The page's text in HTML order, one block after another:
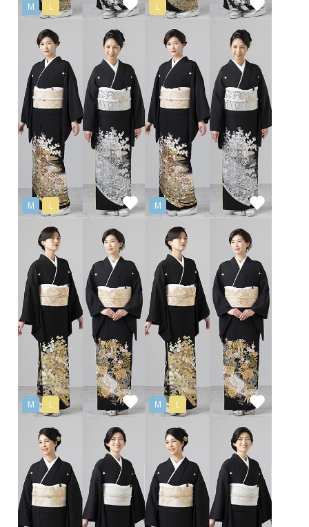
M L L
M L M
M L M L